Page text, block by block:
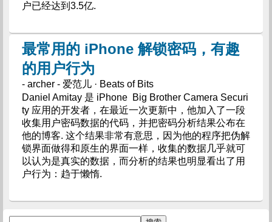
户已经达到3.5亿.
最常用的 iPhone 解锁密码，有趣
的用户行为
- archer - 爱范儿 · Beats of Bits
Daniel Amitay 是 iPhone Big Brother Camera Securi
ty 应用的开发者，在最近一次更新中，他加入了一段
收集用户密码数据的代码，并把密码分析结果公布在
他的博客. 这个结果非常有意思，因为他的程序把伪解
锁界面做得和原生的界面一样，收集的数据几乎就可
以认为是真实的数据，而分析的结果也明显看出了用
户行为：趋于懒惰.